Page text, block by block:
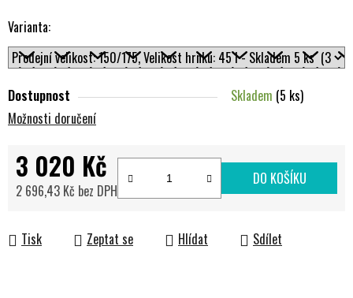
Varianta:
Dostupnost Skladem (5 ks)
Možnosti doručení
3 020 Kč
2 696,43 Kč bez DPH
DO KOŠÍKU
Tisk Zeptat se Hlídat Sdílet